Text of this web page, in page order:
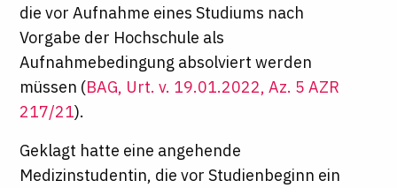
die vor Aufnahme eines Studiums nach
Vorgabe der Hochschule als
Aufnahmebedingung absolviert werden
müssen (BAG, Urt. v. 19.01.2022, Az. 5 AZR
217/21).
Geklagt hatte eine angehende
Medizinstudentin, die vor Studienbeginn ein